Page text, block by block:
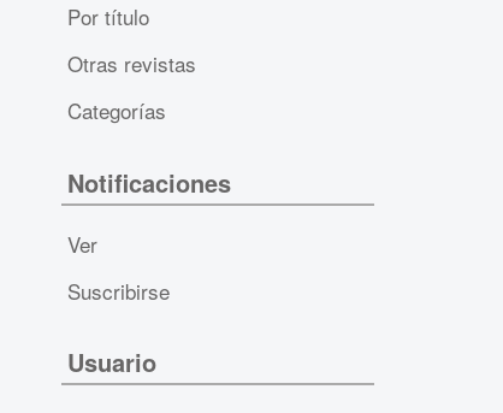
Por título
Otras revistas
Categorías
Notificaciones
Ver
Suscribirse
Usuario